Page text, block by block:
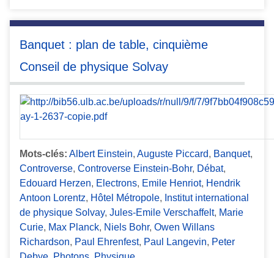
Banquet : plan de table, cinquième
Conseil de physique Solvay
Mots-clés: Albert Einstein, Auguste Piccard, Banquet,
Controverse, Controverse Einstein-Bohr, Débat,
Edouard Herzen, Electrons, Emile Henriot, Hendrik
Antoon Lorentz, Hôtel Métropole, Institut international
de physique Solvay, Jules-Emile Verschaffelt, Marie
Curie, Max Planck, Niels Bohr, Owen Willans
Richardson, Paul Ehrenfest, Paul Langevin, Peter